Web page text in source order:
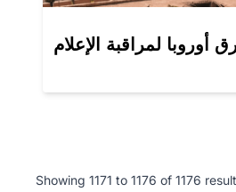
لمراقبة الإعلام
Showing 1171 to 1176 of 1176